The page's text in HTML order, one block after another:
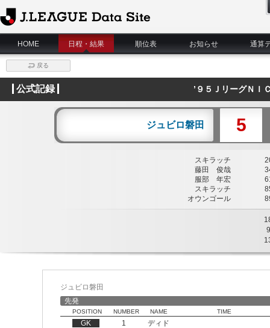
J.League Data Site
HOME
日程・結果 順位表 お知らせ 通算
戻る
公式記録 ’９５ＪリーグＮＩ
ジュビロ磐田 5
スキラッチ
藤田 俊哉
服部 年宏
スキラッチ
オウンゴール
9
ジュビロ磐田
先発
POSITION NUMBER NAME TIME
GK 1
ディド